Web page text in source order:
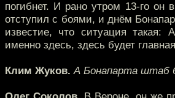
погибнет. И рано утром 13-го он
отступил с боями, и днём
известие, что ситуация такая:
именно здесь, здесь будет
Клим Жуков. А Бонапарта штаб